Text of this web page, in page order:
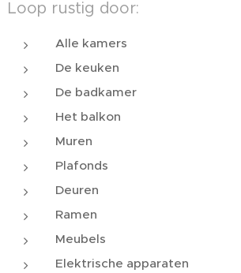
Loop rustig door:
Alle kamers
De keuken
De badkamer
Het balkon
Muren
Plafonds
Deuren
Ramen
Meubels
Elektrische apparaten